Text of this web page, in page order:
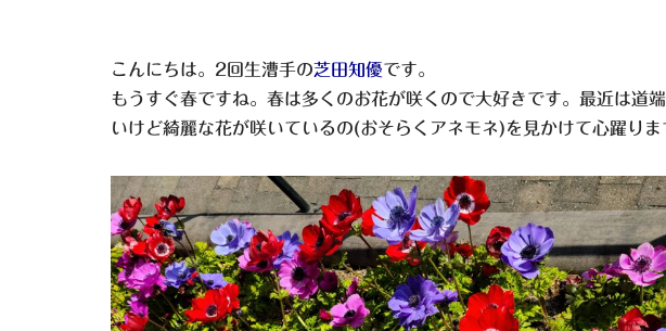
こんにちは。2回生漕手の芝田知優です。
もうすぐ春ですね。春は多くのお花が咲くので大好きです。最近は道
いけど綺麗な花が咲いているの(おそらくアネモネ)を見かけて心躍りま